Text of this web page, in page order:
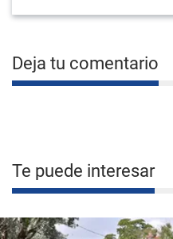
Deja tu comentario
Te puede interesar